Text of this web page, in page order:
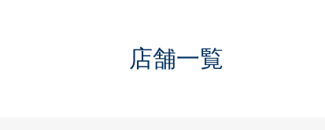
抗ウイルス・抗菌製品
LinkedIn店舗一覧